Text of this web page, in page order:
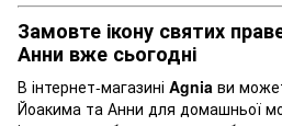
Замовте ікону святих
Анни вже сьогодні
В інтернет-магазині Agnia ви
Йоакима та Анни для домашньої